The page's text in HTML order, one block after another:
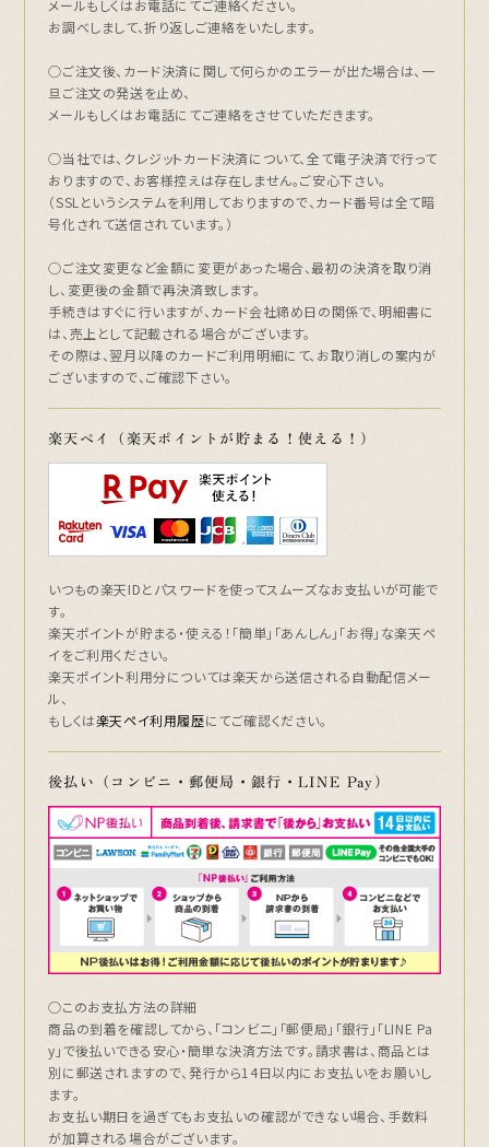
メールもしくはお電話にてご連絡ください。
お調べしまして、折り返しご連絡をいたします。
○ご注文後、カード決済に関して何らかのエラーが出た場合は、一
旦ご注文の発送を止め、
メールもしくはお電話にてご連絡をさせていただきます。
○当社では、クレジットカード決済について、全て電子決済で行って
おりますので、お客様控えは存在しません。ご安心下さい。
（SSLというシステムを利用しておりますので、カード番号は全て暗
号化されて送信されています。）
○ご注文変更など金額に変更があった場合、最初の決済を取り消
し、変更後の金額で再決済致します。
手続きはすぐに行いますが、カード会社締め日の関係で、明細書に
は、売上として記載される場合がございます。
その際は、翌月以降のカードご利用明細にて、お取り消しの案内が
ございますので、ご確認下さい。
楽天ペイ（楽天ポイントが貯まる！使える！）
いつもの楽天IDとパスワードを使ってスムーズなお支払いが可能で
す。
楽天ポイントが貯まる・使える！「簡単」「あんしん」「お得」な楽天ペ
イをご利用ください。
楽天ポイント利用分については楽天から送信される自動配信メー
ル、
もしくは楽天ペイ利用履歴にてご確認ください。
後払い（コンビニ・郵便局・銀行・LINE Pay）
○このお支払方法の詳細
商品の到着を確認してから、「コンビニ」「郵便局」「銀行」「LINE Pa
y」で後払いできる安心・簡単な決済方法です。請求書は、 商品とは
別に郵送されますので、発行から14日以内にお支払いをお願いし
ます。
お支払い期日を過ぎてもお支払いの確認ができない場合、手数料
が加算される場合がございます。